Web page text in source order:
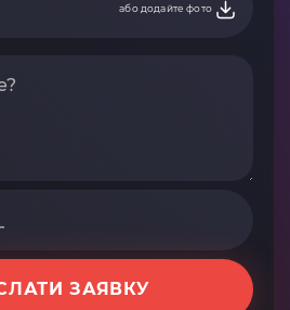
або додайте фото
ЗАЯВКУ